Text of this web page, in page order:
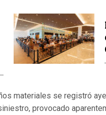
materiales se registró
provocado